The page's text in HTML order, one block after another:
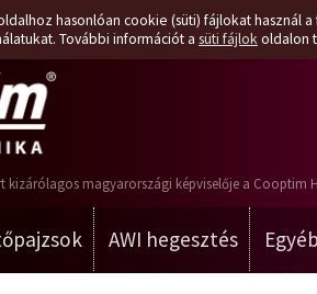
hasonlóan cookie (süti) fájlokat használ
További információt a süti fájlok oldalon
kizárólagos magyarországi képviselője a Cooptim
AWI hegesztés